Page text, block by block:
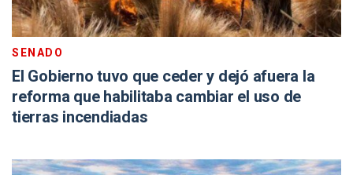
SENADO
El Gobierno tuvo que ceder y dejó afuera la
reforma que habilitaba cambiar el uso de
tierras incendiadas